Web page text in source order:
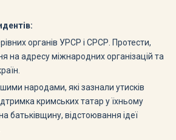
органів УРСР і СРСР. Протести,
на адресу міжнародних організацій та
народами, які зазнали утисків
кримських татар у їхньому
батьківщину, відстоювання ідеї